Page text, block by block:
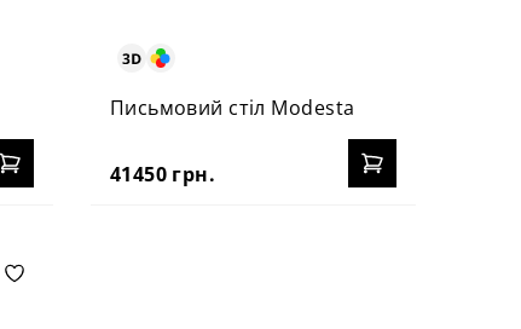
Письмовий стіл Modesta
41450 грн.